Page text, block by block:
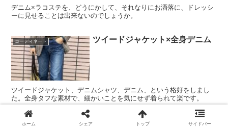
デニム×ラコステを、どうにかして、それなりにお洒落に、ドレッシ
ーに見せることは出来ないのでしょうか。
コーディネート ツイードジャケット×全身デニム
ツイードジャケット、デニムシャツ、デニム、という格好をしまし
た。全身タフな素材で、細かいことを気にせず着られて楽です。
コーディネート
黒ぶちメガネ→黒靴、茶ぶちメガ
ホーム シェア トップ サイドバー